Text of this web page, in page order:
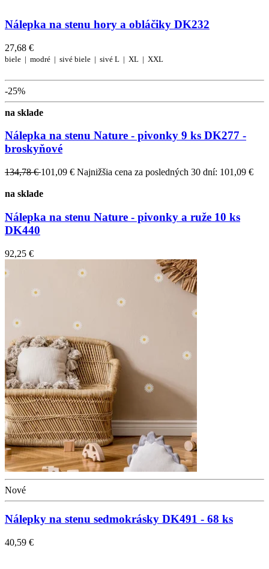
Nálepka na stenu hory a obláčiky DK232
27,68 €
biele | modré | sivé biele | sivé L | XL | XXL
-25%
na sklade
Nálepka na stenu Nature - pivonky 9 ks DK277 -
broskyňové
134,78 €101,09 € Najnižšia cena za posledných 30 dní: 101,09 €
na sklade
Nálepka na stenu Nature - pivonky a ruže 10 ks
DK440
92,25 €
Nové
Nálepky na stenu sedmokrásky DK491 - 68 ks
40,59 €